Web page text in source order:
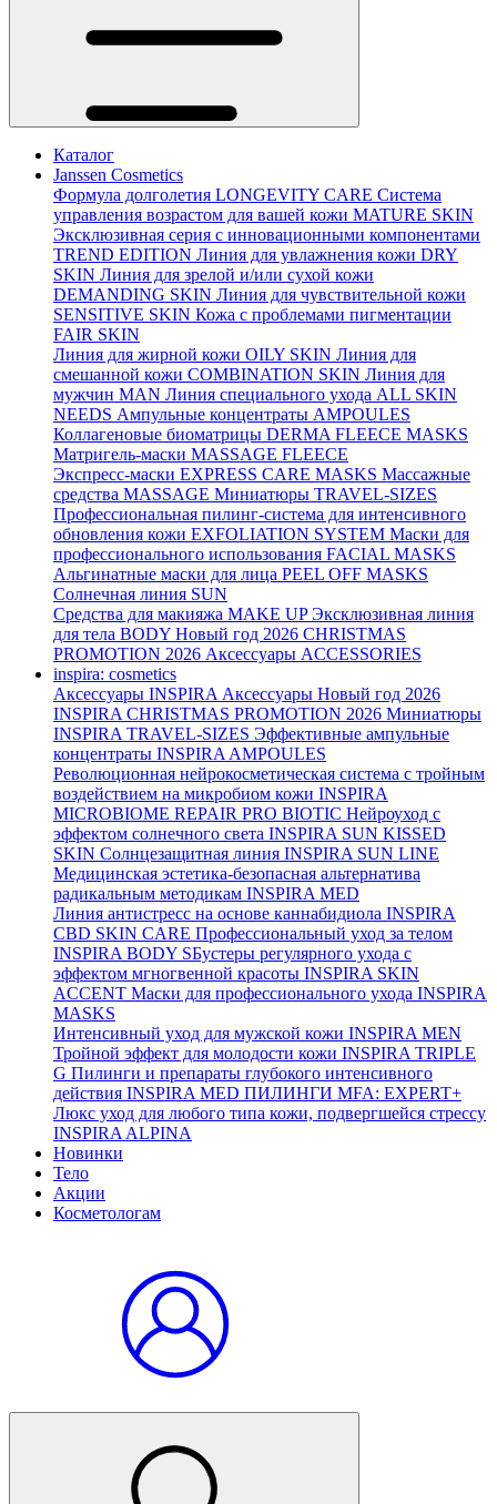
Каталог
Janssen Cosmetics
Формула долголетия LONGEVITY CARE Система
управления возрастом для вашей кожи MATURE SKIN
Эксклюзивная серия с инновационными компонентами
TREND EDITION Линия для увлажнения кожи DRY
SKIN Линия для зрелой и/или сухой кожи
DEMANDING SKIN Линия для чувствительной кожи
SENSITIVE SKIN Кожа с проблемами пигментации
FAIR SKIN
Линия для жирной кожи OILY SKIN Линия для
смешанной кожи COMBINATION SKIN Линия для
мужчин MAN Линия специального ухода ALL SKIN
NEEDS Ампульные концентраты AMPOULES
Коллагеновые биоматрицы DERMA FLEECE MASKS
Матригель-маски MASSAGE FLEECE
Экспресс-маски EXPRESS CARE MASKS Массажные
средства MASSAGE Миниатюры TRAVEL-SIZES
Профессиональная пилинг-система для интенсивного
обновления кожи EXFOLIATION SYSTEM Маски для
профессионального использования FACIAL MASKS
Альгинатные маски для лица PEEL OFF MASKS
Солнечная линия SUN
Средства для макияжа MAKE UP Эксклюзивная линия
для тела BODY Новый год 2026 CHRISTMAS
PROMOTION 2026 Аксессуары ACCESSORIES
inspira: cosmetics
Аксессуары INSPIRA Аксессуары Новый год 2026
INSPIRA CHRISTMAS PROMOTION 2026 Миниатюры
INSPIRA TRAVEL-SIZES Эффективные ампульные
концентраты INSPIRA AMPOULES
Революционная нейрокосметическая система с тройным
воздействием на микробиом кожи INSPIRA
MICROBIOME REPAIR PRO BIOTIC Нейроуход с
эффектом солнечного света INSPIRA SUN KISSED
SKIN Солнцезащитная линия INSPIRA SUN LINE
Медицинская эстетика-безопасная альтернатива
радикальным методикам INSPIRA MED
Линия антистресс на основе каннабидиола INSPIRA
CBD SKIN CARE Профессиональный уход за телом
INSPIRA BODY SБустеры регулярного ухода с
эффектом мгногвенной красоты INSPIRA SKIN
ACCENT Маски для профессионального ухода INSPIRA
MASKS
Интенсивный уход для мужской кожи INSPIRA MEN
Тройной эффект для молодости кожи INSPIRA TRIPLE
G Пилинги и препараты глубокого интенсивного
действия INSPIRA MED ПИЛИНГИ MFA: EXPERT+
Люкс уход для любого типа кожи, подвергшейся стрессу
INSPIRA ALPINA
Новинки
Тело
Акции
Косметологам